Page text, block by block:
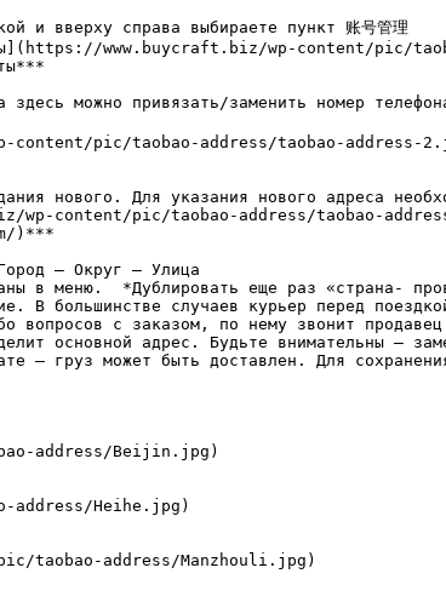
и вверху справа выбираете пункт 账号管理
www.buycraft.biz/wp-content/pic/
можно привязать/заменить номер
content/pic/taobao-address/taobao-address-
нового. Для указания нового адреса
wp-content/pic/taobao-address/taobao-
)***
– Округ – Улица
в меню.  *Дублировать еще раз «страна-
В большинстве случаев курьер перед
вопросов с заказом, по нему звонит
основной адрес. Будьте внимательны –
– груз может быть доставлен. Для
address/Beijin.jpg)
Heihe.jpg)
taobao-address/Manzhouli.jpg)